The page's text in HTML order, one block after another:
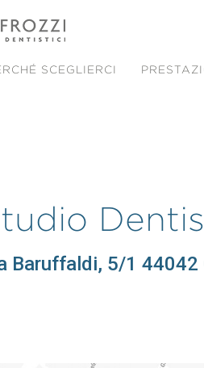
SCEGLIERCI
Baruffaldi, 5/1 44042